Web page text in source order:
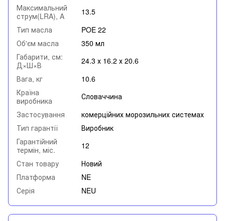
Максимальний
струм(LRA), A
13.5
Тип масла
POE 22
Об'єм масла
350 мл
Габарити, см:
Д×Ш×В
24.3 х 16.2 х 20.6
Вага, кг
10.6
Країна
виробника
Словаччина
Застосування
комерційних морозильних системах
Тип гарантії
Виробник
Гарантійний
термін, міс.
12
Стан товару
Новий
Платформа
NE
Серія
NEU